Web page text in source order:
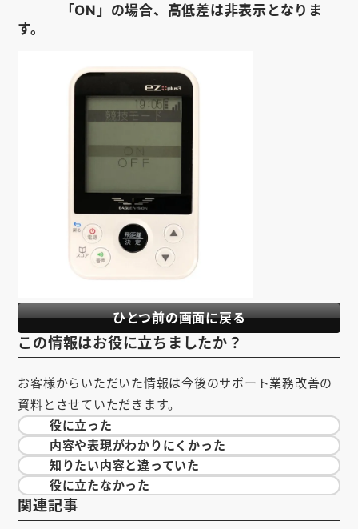
「ON」の場合、高低差は非表示となりま
す。
ひとつ前の画面に戻る
この情報はお役に立ちましたか？
お客様からいただいた情報は今後のサポート業務改善の
資料とさせていただきます。
役に立った
内容や表現がわかりにくかった
知りたい内容と違っていた
役に立たなかった
関連記事